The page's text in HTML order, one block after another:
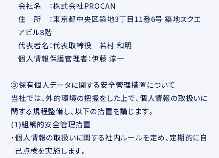
会社名 ：株式会社PROCAN
住 所 ：東京都中央区築地3丁目11番6号 築地スクエ
アビル8階
代表者名：代表取締役 若村 和明
個人情報保護管理者：伊藤 淳一
③保有個人データに関する安全管理措置について
当社では、外的環境の把握をした上で、個人情報の取扱いに
関する規程整備し、以下の措置を講じます。
(1)組織的安全管理措置
・個人情報の取扱いに関する社内ルールを定め、定期的に自
己点検を実施します。